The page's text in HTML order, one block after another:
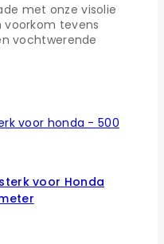
met onze visolie
tevens
vochtwerende
voor Honda